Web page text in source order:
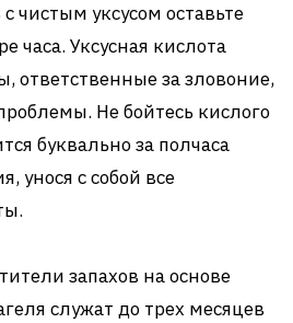
чистым уксусом оставьте
часа. Уксусная кислота
ответственные за зловоние,
Не бойтесь кислого
буквально за полчаса
унося с собой все
запахов на основе
служат до трех месяцев